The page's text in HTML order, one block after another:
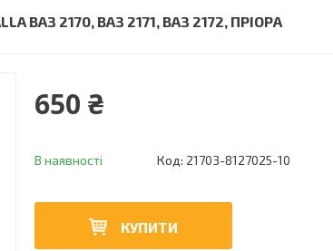
ВАЗ 2170, ВАЗ 2171, ВАЗ 2172, ПРІОРА
650 ₴
В наявності Код: 21703-8127025-10
КУПИТИ